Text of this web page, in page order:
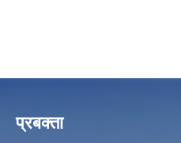
प्रबक्ता